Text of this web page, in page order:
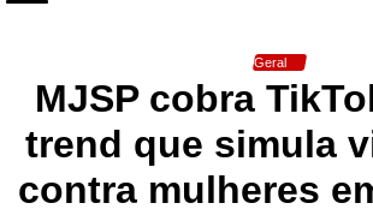
Geral
MJSP cobra
trend que simula
contra mulheres